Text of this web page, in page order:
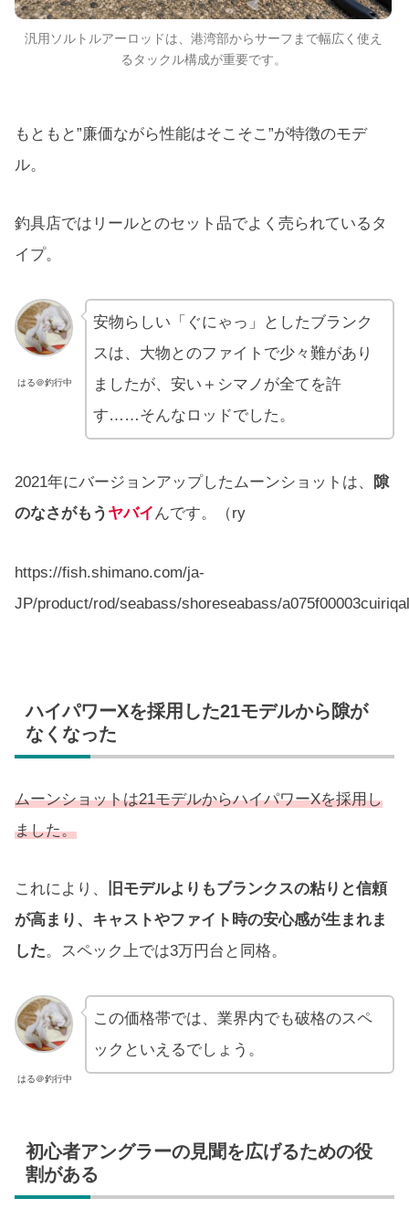
汎用ソルトルアーロッドは、港湾部からサーフまで幅広く使え
るタックル構成が重要です。
もともと”廉価ながら性能はそこそこ”が特徴のモデ
ル。
釣具店ではリールとのセット品でよく売られているタ
イプ。
はる＠釣行中
安物らしい「ぐにゃっ」としたブランク
スは、大物とのファイトで少々難があり
ましたが、安い＋シマノが全てを許
す……そんなロッドでした。
2021年にバージョンアップしたムーンショットは、
隙
のなさがもう ヤバイんです。（ry
https://fish.shimano.com/ja-
JP/product/rod/seabass/shoreseabass/
ハイパワーXを採用した21モデルから隙が
なくなった
ムーンショットは21モデルからハイパワーXを採用し
ました。
これにより、
旧モデルよりもブランクスの粘りと信頼
が高まり、キャストやファイト時の安心感が生まれま
した。スペック上では3万円台と同格。
はる＠釣行中
この価格帯では、業界内でも破格のスペ
ックといえるでしょう。
初心者アングラーの見聞を広げるための役
割がある